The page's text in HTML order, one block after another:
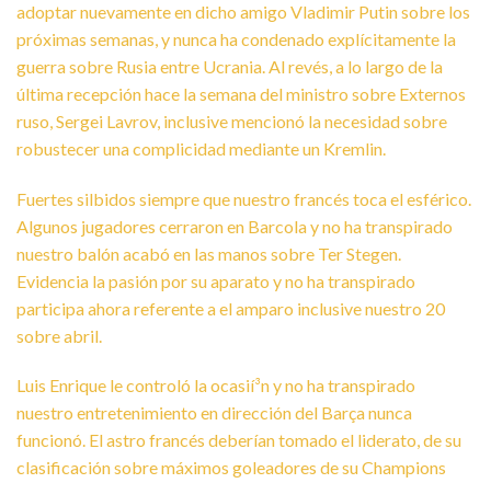
adoptar nuevamente en dicho amigo Vladimir Putin sobre los
próximas semanas, y nunca ha condenado explícitamente la
guerra sobre Rusia entre Ucrania. Al revés, a lo largo de la
última recepción hace la semana del ministro sobre Externos
ruso, Sergei Lavrov, inclusive mencionó la necesidad sobre
robustecer una complicidad mediante un Kremlin.
Fuertes silbidos siempre que nuestro francés toca el esférico.
Algunos jugadores cerraron en Barcola y no ha transpirado
nuestro balón acabó en las manos sobre Ter Stegen.
Evidencia la pasión por su aparato y no ha transpirado
participa ahora referente a el amparo inclusive nuestro 20
sobre abril.
Luis Enrique le controló la ocasií³n y no ha transpirado
nuestro entretenimiento en dirección del Barça nunca
funcionó. El astro francés deberían tomado el liderato, de su
clasificación sobre máximos goleadores de su Champions